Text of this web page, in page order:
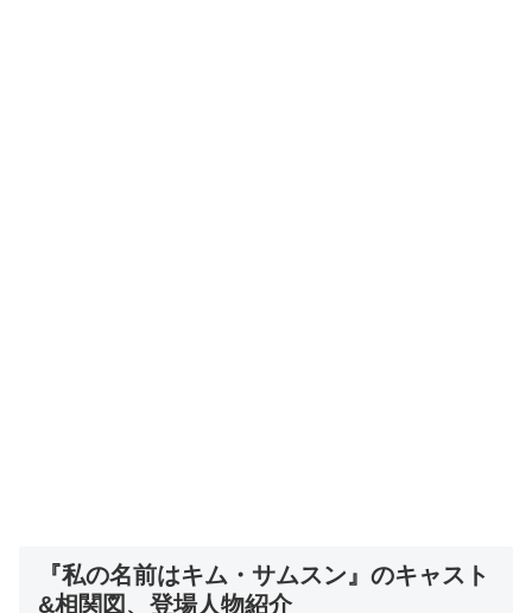
『私の名前はキム・サムスン』のキャスト
&相関図、登場人物紹介